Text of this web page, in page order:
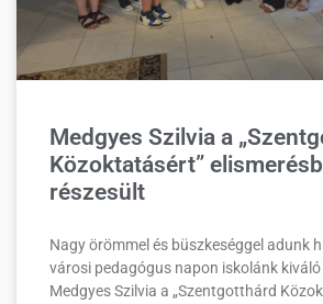
Medgyes Szilvia a
Közoktatásért”
részesült
Nagy örömmel és büszkeséggel adunk
városi pedagógus napon iskolánk
Medgyes Szilvia a „Szentgotthárd